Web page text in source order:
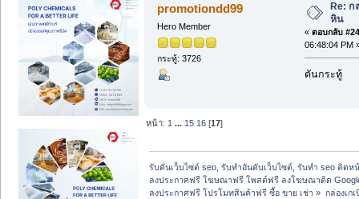
promotiondd99
Hero Member
กระทู้: 3726
Re: ก
หิน
« ตอบกลับ
06:48:04 PM
ดันกระทู้
หน้า: 1 ... 15 16 [17]
รับดันเว็บไซต์ seo, รับทำอันดับเว็บไซต์, รับทำ seo ติดห
ลงประกาศฟรี โฆษณาฟรี โพสต์ฟรี ลงโฆษณาติด
ลงประกาศฟรี โปรโมทสินค้าฟรี ซื้อ ขาย เช่า » กล่องเก